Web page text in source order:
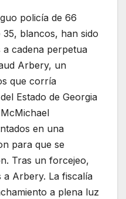
policía de 66
blancos, han sido
a cadena perpetua
Arbery, un
que corría
Estado de Georgia
en una
para que se
Tras un forcejeo,
a Arbery. La fiscalía
a plena luz